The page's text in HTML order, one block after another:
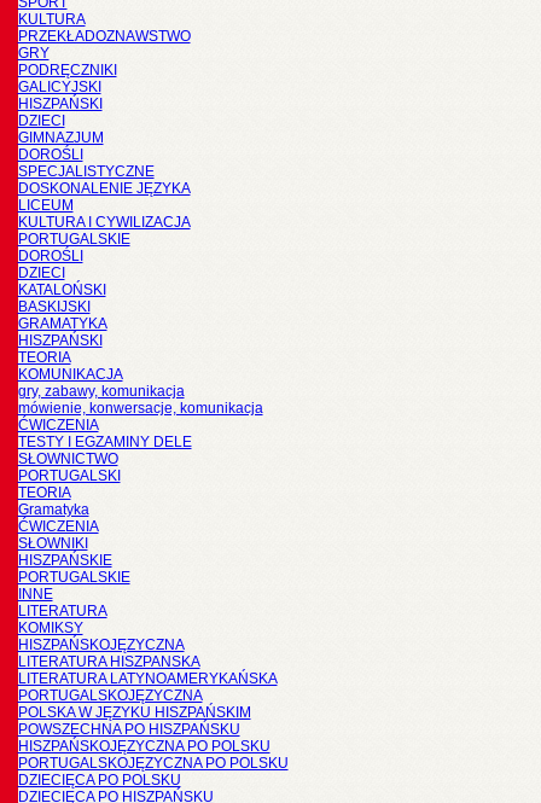
KULTURA
PRZEKŁADOZNAWSTWO
GRY
PODRĘCZNIKI
GALICYJSKI
HISZPAŃSKI
DZIECI
GIMNAZJUM
DOROŚLI
SPECJALISTYCZNE
DOSKONALENIE JĘZYKA
LICEUM
KULTURA I CYWILIZACJA
PORTUGALSKIE
DOROŚLI
DZIECI
KATALOŃSKI
BASKIJSKI
GRAMATYKA
HISZPAŃSKI
TEORIA
KOMUNIKACJA
gry, zabawy, komunikacja
mówienie, konwersacje, komunikacja
ĆWICZENIA
TESTY I EGZAMINY DELE
SŁOWNICTWO
PORTUGALSKI
TEORIA
Gramatyka
ĆWICZENIA
SŁOWNIKI
HISZPAŃSKIE
PORTUGALSKIE
INNE
LITERATURA
KOMIKSY
HISZPAŃSKOJĘZYCZNA
LITERATURA HISZPANSKA
LITERATURA LATYNOAMERYKAŃSKA
PORTUGALSKOJĘZYCZNA
POLSKA W JĘZYKU HISZPAŃSKIM
POWSZECHNA PO HISZPAŃSKU
HISZPAŃSKOJĘZYCZNA PO POLSKU
PORTUGALSKOJĘZYCZNA PO POLSKU
DZIECIĘCA PO POLSKU
DZIECIĘCA PO HISZPAŃSKU